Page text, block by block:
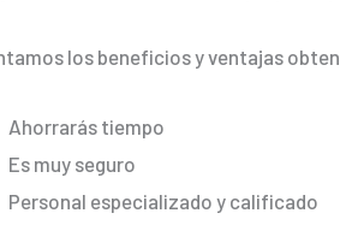
los beneficios y ventajas
Ahorrarás tiempo
Es muy seguro
Personal especializado y calificado